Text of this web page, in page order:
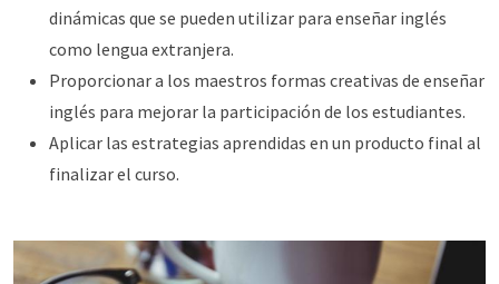
dinámicas que se pueden utilizar para enseñar inglés
como lengua extranjera.
Proporcionar a los maestros formas creativas de enseñar
inglés para mejorar la participación de los estudiantes.
Aplicar las estrategias aprendidas en un producto final al
finalizar el curso.